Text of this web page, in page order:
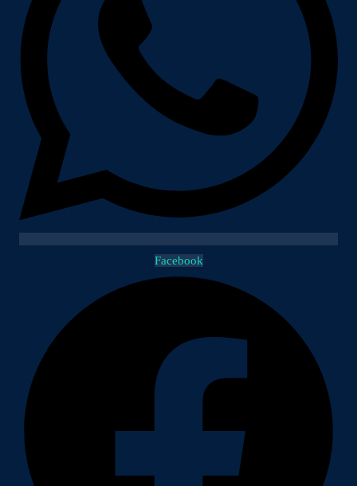
Facebook